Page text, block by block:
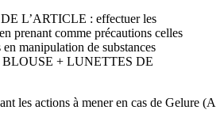
L’ARTICLE : effectuer les
prenant comme précautions celles
manipulation de substances
BLOUSE + LUNETTES DE
les actions à mener en cas de Gelure (A